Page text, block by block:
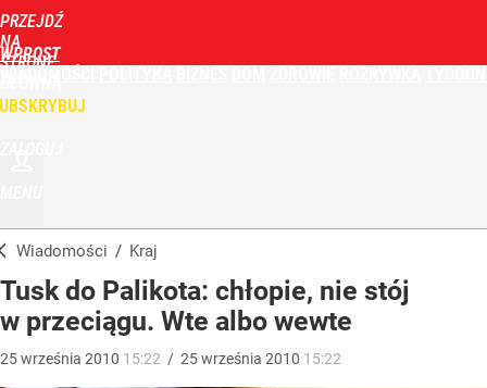
PRZEJDŹ
NA
STRONĘ
WPROST
Wiadomości / Kraj
Tusk do Palikota: chłopie, nie stój
w przeciągu. Wte albo wewte
25września 2010 15:22 / 25września 2010 15:22